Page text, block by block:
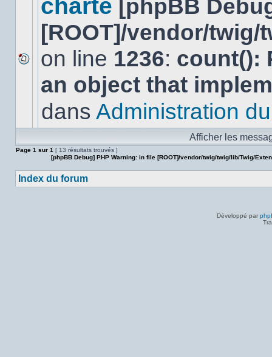
Aucun
nouveau
message
sujet.
charte [phpBB
[ROOT]/vendor/
on line 1236: count():
an object that
dans Administration
Afficher les
Page 1 sur 1 [ 13 résultats trouvés ]
[phpBB Debug] PHP Warning: in file [ROOT]/vendor/twig/twig/lib/Twig/
Index du forum
Développé par